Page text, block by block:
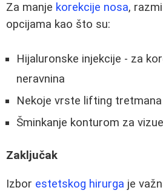
Za manje korekcije nosa,
opcijama kao što su:
Hijaluronske injekcije - za
neravnina
Nekoje vrste lifting tretmana
Šminkanje konturom za
Zaključak
Izbor estetskog hirurga je